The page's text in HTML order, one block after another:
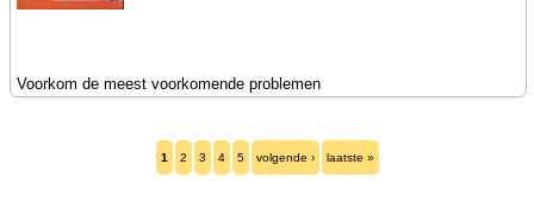
Voorkom de meest voorkomende problemen
1 2 3 4 5 volgende › laatste »